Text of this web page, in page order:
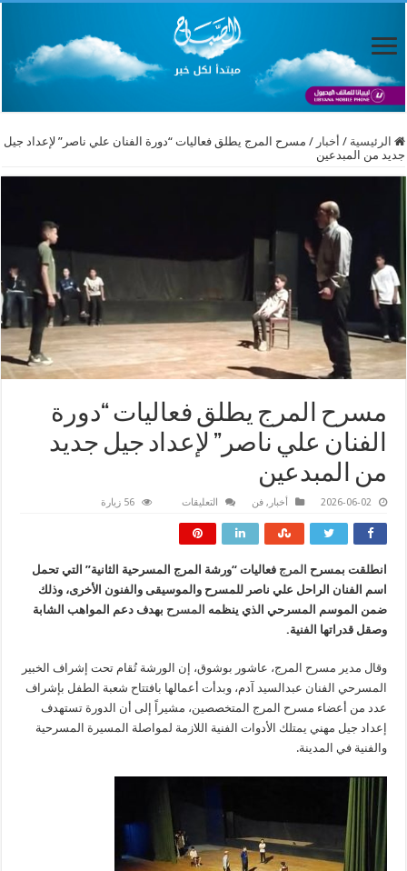
الرئيسية / أخبار / مسرح المرج يطلق فعاليات “دورة الفنان علي ناصر” لإعداد جيل
جديد من المبدعين
مسرح المرج يطلق فعاليات “دورة
الفنان علي ناصر” لإعداد جيل جديد
من المبدعين
2026-06-02 أخبار ,فن التعليقات
المرج
الفنان
ناصر”
لإعداد
جيل
مغلقة
56 زيارة
انطلقت بمسرح المرجفعاليات “ورشة المرج المسرحية الثانية” التي تحمل
اسم الفنان الراحل علي ناصر للمسرح والموسيقى والفنون الأخرى، وذلك
ضمن الموسم المسرحي الذي ينظمه المسرح بهدف دعم المواهب الشابة
وصقل قدراتها الفنية.
وقال مدير مسرح المرج، عاشور بوشوق، إن الورشة تُقام تحت إشراف الخبير
المسرحي الفنان عبدالسيد آدم، وبدأت أعمالها بافتتاح شعبة الطفل بإشراف
عدد من أعضاء مسرح المرج المتخصصين، مشيراً إلى أن الدورة تستهدف
إعداد جيل مهني يمتلك الأدوات الفنية اللازمة لمواصلة المسيرة المسرحية
والفنية في المدينة.